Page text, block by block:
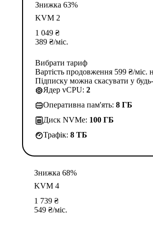
Знижка 63%
KVM 2
1 049 ₴
389 ₴/міс.
Вибрати тариф
Вартість продовження 599 ₴/міс.
Підписку можна скасувати у
Ядер vCPU: 2
Оперативна пам'ять: 8 ГБ
Диск NVMe: 100 ГБ
Трафік: 8 TБ
Знижка 68%
KVM 4
1 739 ₴
549 ₴/міс.